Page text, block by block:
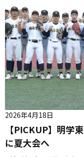
【PICKUP】明学
に夏大会へ
2026年4月18日